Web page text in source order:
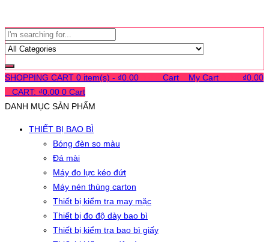
SHOPPING CART 0 item(s) - ₫0.00 Cart My Cart ₫0.00
CART: ₫0.00 0 Cart
DANH MỤC SẢN PHẨM
THIẾT BỊ BAO BÌ
Bóng đèn so màu
Đá mài
Máy đo lực kéo đứt
Máy nén thùng carton
Thiết bị kiểm tra may mặc
Thiết bị đo độ dày bao bì
Thiết bị kiểm tra bao bì giấy